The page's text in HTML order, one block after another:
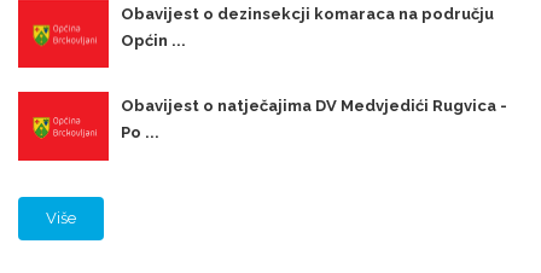
Obavijest o dezinsekcji komaraca na području
Općin ...
Obavijest o natječajima DV Medvjedići Rugvica -
Po ...
Više